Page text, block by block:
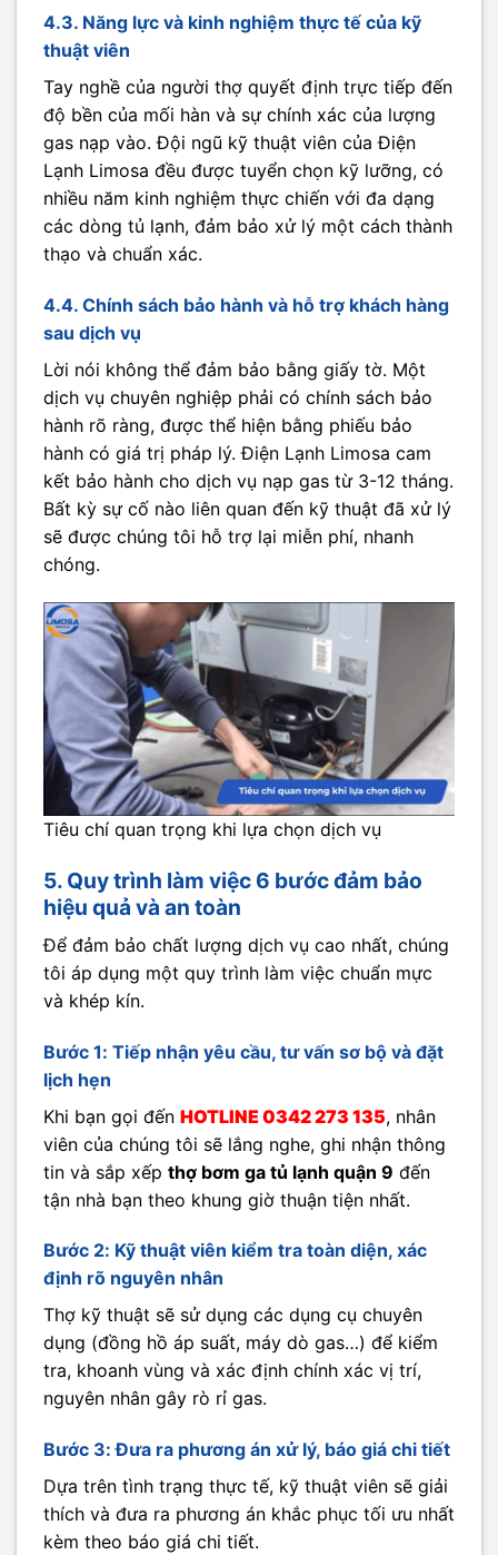
4.3. Năng lực và kinh nghiệm thực tế của kỹ
thuật viên
Tay nghề của người thợ quyết định trực tiếp đến
độ bền của mối hàn và sự chính xác của lượng
gas nạp vào. Đội ngũ kỹ thuật viên của Điện
Lạnh Limosa đều được tuyển chọn kỹ lưỡng, có
nhiều năm kinh nghiệm thực chiến với đa dạng
các dòng tủ lạnh, đảm bảo xử lý một cách thành
thạo và chuẩn xác.
4.4. Chính sách bảo hành và hỗ trợ khách hàng
sau dịch vụ
Lời nói không thể đảm bảo bằng giấy tờ. Một
dịch vụ chuyên nghiệp phải có chính sách bảo
hành rõ ràng, được thể hiện bằng phiếu bảo
hành có giá trị pháp lý. Điện Lạnh Limosa cam
kết bảo hành cho dịch vụ nạp gas từ 3-12 tháng.
Bất kỳ sự cố nào liên quan đến kỹ thuật đã xử lý
sẽ được chúng tôi hỗ trợ lại miễn phí, nhanh
chóng.
Tiêu chí quan trọng khi lựa chọn dịch vụ
5. Quy trình làm việc 6 bước đảm bảo
hiệu quả và an toàn
Để đảm bảo chất lượng dịch vụ cao nhất, chúng
tôi áp dụng một quy trình làm việc chuẩn mực
và khép kín.
Bước 1: Tiếp nhận yêu cầu, tư vấn sơ bộ và đặt
lịch hẹn
Khi bạn gọi đến HOTLINE0342 273 135, nhân
viên của chúng tôi sẽ lắng nghe, ghi nhận thông
tin và sắp xếp thợ bơm ga tủ lạnh quận 9 đến
tận nhà bạn theo khung giờ thuận tiện nhất.
Bước 2: Kỹ thuật viên kiểm tra toàn diện, xác
định rõ nguyên nhân
Thợ kỹ thuật sẽ sử dụng các dụng cụ chuyên
dụng (đồng hồ áp suất, máy dò gas…) để kiểm
tra, khoanh vùng và xác định chính xác vị trí,
nguyên nhân gây rò rỉ gas.
Bước 3: Đưa ra phương án xử lý, báo giá chi tiết
Dựa trên tình trạng thực tế, kỹ thuật viên sẽ giải
thích và đưa ra phương án khắc phục tối ưu nhất
kèm theo báo giá chi tiết.